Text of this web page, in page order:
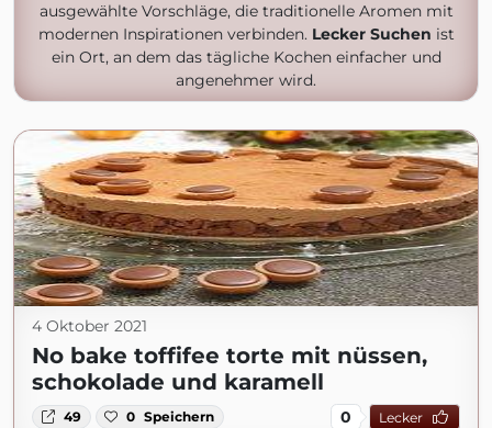
ausgewählte Vorschläge, die traditionelle Aromen mit
modernen Inspirationen verbinden. Lecker Suchen ist
ein Ort, an dem das tägliche Kochen einfacher und
angenehmer wird.
4 Oktober 2021
No bake toffifee torte mit nüssen,
schokolade und karamell
49 0 Speichern 0 Lecker